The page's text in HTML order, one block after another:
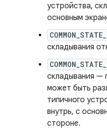
устройства,
основным
складывания
складывания —
может быть
типичного
внутрь, с
стороне.